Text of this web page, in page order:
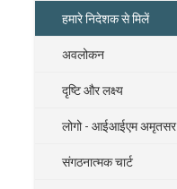
हमारे निदेशक से मिलें
अवलोकन
दृष्टि और लक्ष्य
लोगो - आईआईएम अमृतसर
संगठनात्मक चार्ट